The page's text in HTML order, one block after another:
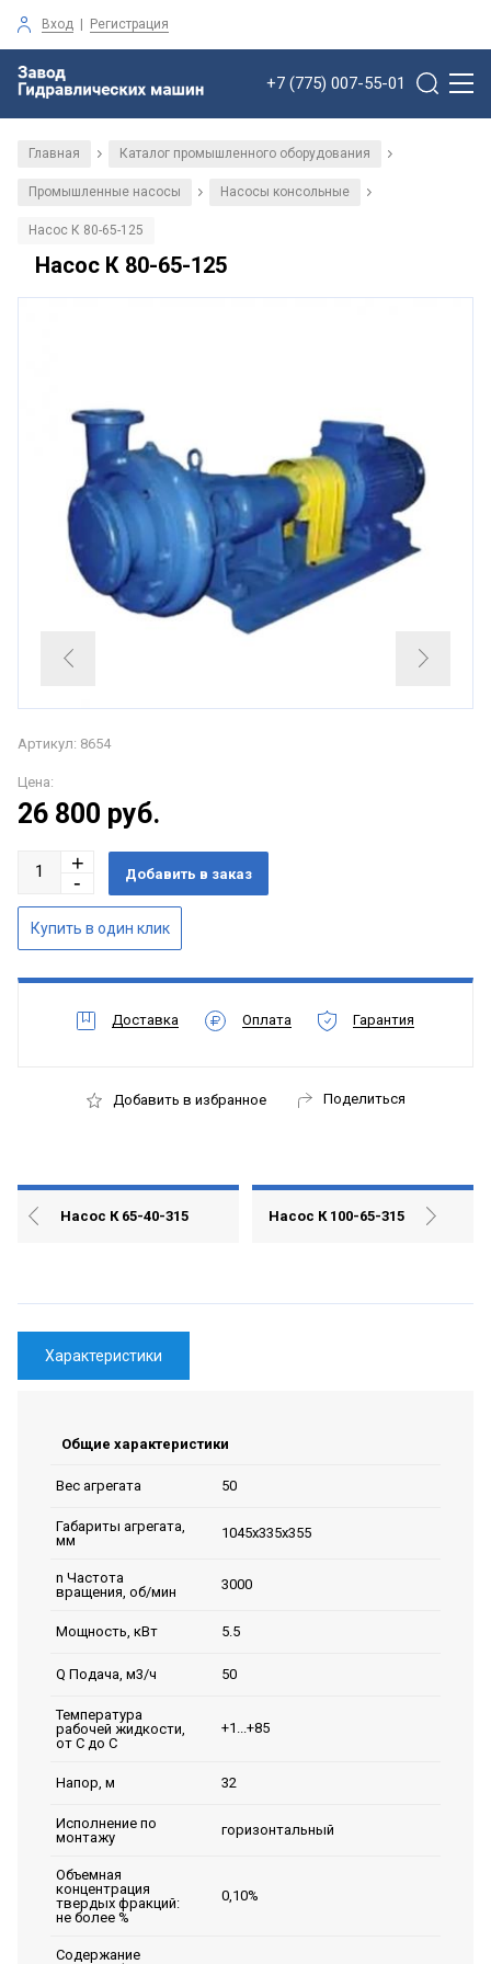
Вход | Регистрация
+7 (775) 007-55-01
Главная / Каталог промышленного оборудования /
Промышленные насосы / Насосы консольные /
Насос К 80-65-125
Насос К 80-65-125
Артикул: 8654
Цена:
26 800 руб.
Доставка Оплата Гарантия
Добавить в избранное Поделиться
Насос К 65-40-315 Насос К 100-65-315
Характеристики
Общие характеристики
Вес агрегата 50
Габариты агрегата,
мм
1045х335х355
n Частота
вращения, об/мин
3000
Мощность, кВт 5.5
Q Подача, м3/ч 50
Температура
рабочей жидкости,
от С до С
+1...+85
Напор, м 32
Исполнение по
монтажу
горизонтальный
Объемная
концентрация
твердых фракций:
не более %
0,10%
Содержание